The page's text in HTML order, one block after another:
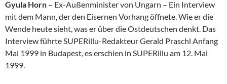
Gyula Horn – Ex-Außenminister von Ungarn – Ein Interview
mit dem Mann, der den Eisernen Vorhang öffnete. Wie er die
Wende heute sieht, was er über die Ostdeutschen denkt. Das
Interview führte SUPERillu-Redakteur Gerald Praschl Anfang
Mai 1999 in Budapest, es erschien in SUPERillu am 12. Mai
1999.